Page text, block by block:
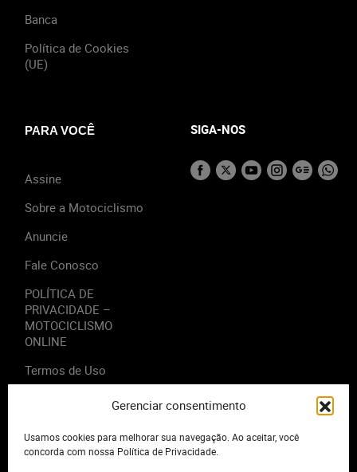
Gerenciar consentimento
Usamos cookies para melhorar sua navegação. Ao aceitar, você
concorda com nossa Política de Privacidade.
Banca
Política de Cookies
(UE)
PARA VOCÊ
Assine
Sobre a Motociclismo
Anuncie
Fale Conosco
POLÍTICA DE
PRIVACIDADE –
MOTOCICLISMO
ONLINE
Termos de Uso
SIGA-NOS
2023 - Editora Motor Midia. Todos os direitos reservados.